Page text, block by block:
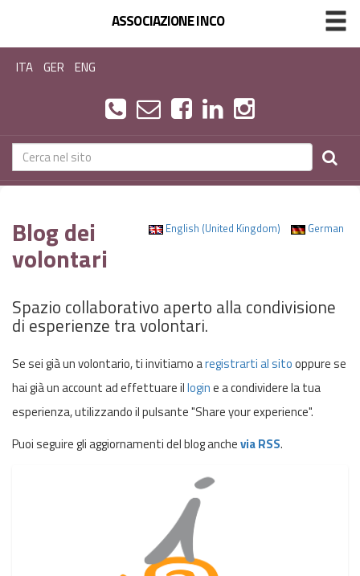
ASSOCIAZIONE INCO
ITA GER ENG
English (United Kingdom) German
Blog dei
volontari
Spazio collaborativo aperto alla condivisione
di esperienze tra volontari.
Se sei già un volontario, ti invitiamo aregistrarti al sitooppure se
hai già un account ad effettuare illogine a condividere la tua
esperienza, utilizzando il pulsante "Share your experience".
Puoi seguire gli aggiornamenti del blog anchevia RSS.